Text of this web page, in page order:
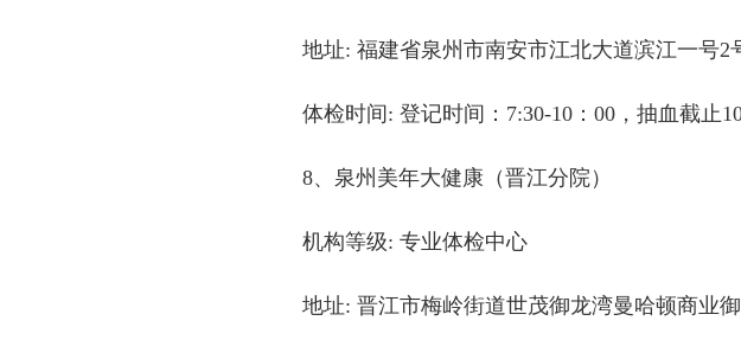
地址: 福建省泉州市南安市江北大道滨江一号2
体检时间: 登记时间：7:30-10：00，抽血截止
8、泉州美年大健康（晋江分院）
机构等级: 专业体检中心
地址: 晋江市梅岭街道世茂御龙湾曼哈顿商业御